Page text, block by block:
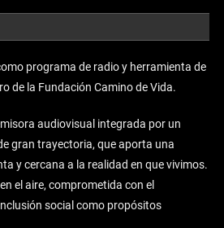
programa de radio y herramienta de
de la Fundación Camino de Vida.
audiovisual integrada por un
gran trayectoria, que aporta una
y cercana a la realidad en que vivimos.
el aire, comprometida con el
social como propósitos